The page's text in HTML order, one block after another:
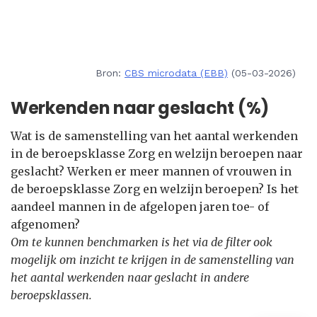
Bron: CBS microdata (EBB) (05-03-2026)
Werkenden naar geslacht (%)
Wat is de samenstelling van het aantal werkenden
in de beroepsklasse Zorg en welzijn beroepen naar
geslacht? Werken er meer mannen of vrouwen in
de beroepsklasse Zorg en welzijn beroepen? Is het
aandeel mannen in de afgelopen jaren toe- of
afgenomen?
Om te kunnen benchmarken is het via de filter ook
mogelijk om inzicht te krijgen in de samenstelling van
het aantal werkenden naar geslacht in andere
beroepsklassen.